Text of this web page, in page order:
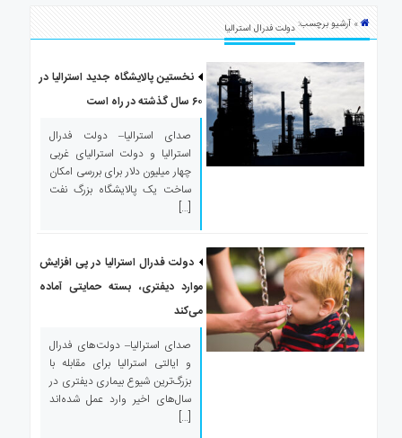
استرالیا» آرشیو برچسب:دولت فدرال استرالیا
نخستین پالایشگاه جدید استرالیا در
۶۰ سال گذشته در راه است
صدای استرالیا– دولت فدرال
استرالیا و دولت استرالیای غربی
چهار میلیون دلار برای بررسی امکان
ساخت یک پالایشگاه بزرگ نفت
[…]
دولت فدرال استرالیا در پی افزایش
موارد دیفتری، بسته حمایتی آماده
می‌کند
صدای استرالیا– دولت‌های فدرال
و ایالتی استرالیا برای مقابله با
بزرگ‌ترین شیوع بیماری دیفتری در
سال‌های اخیر وارد عمل شده‌اند
[…]